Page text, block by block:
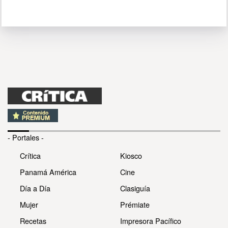
- Portales -
Crítica
Panamá América
Día a Día
Mujer
Recetas
Kiosco
Cine
Clasiguía
Prémiate
Impresora Pacífico